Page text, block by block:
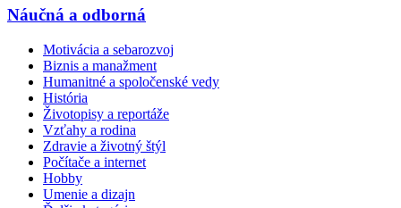
Náučná a odborná
Motivácia a sebarozvoj
Biznis a manažment
Humanitné a spoločenské vedy
História
Životopisy a reportáže
Vzťahy a rodina
Zdravie a životný štýl
Počítače a internet
Hobby
Umenie a dizajn